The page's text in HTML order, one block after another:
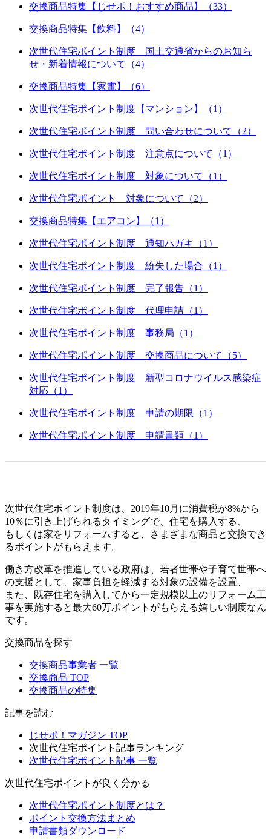
交換商品特集【じせポ！おすすめ商品】（33）
交換商品特集【飲料】（4）
次世代住宅ポイント制度 国土交通省からのお知ら
せ・新着情報について（4）
交換商品特集【家電】（6）
次世代住宅ポイント制度【マンション】（1）
次世代住宅ポイント制度 問い合わせについて（2）
次世代住宅ポイント制度 注意点について（1）
次世代住宅ポイント制度 対象について（1）
次世代住宅ポイント 対象について（2）
交換商品特集【エアコン】（1）
次世代住宅ポイント制度 通知ハガキ（1）
次世代住宅ポイント制度 紛失した場合（1）
次世代住宅ポイント制度 完了報告（1）
次世代住宅ポイント制度 代理申請（1）
次世代住宅ポイント制度 事務局（1）
次世代住宅ポイント制度 交換商品について（5）
次世代住宅ポイント制度 新型コロナウイルス感染症
対応（1）
次世代住宅ポイント制度 申請の期限（1）
次世代住宅ポイント制度 申請書類（1）
次世代住宅ポイント制度は、2019年10月に消費税が8%から
10％に引き上げられるタイミングで、住宅を購入する、
もしくは家をリフォームすると、さまざまな商品と交換でき
るポイントがもらえます。
働き方改革を推進している政府は、若者世帯や子育て世帯へ
の支援として、家事負担を軽減する対象の設備を設置、
また、既存住宅を購入してから一定規模以上のリフォーム工
事を実施すると最大60万ポイントがもらえる嬉しい制度なん
です。
交換商品を探す
交換商品事業者 一覧
交換商品 TOP
交換商品の特集
記事を読む
じせポ！マガジン TOP
次世代住宅ポイント記事ランキング
次世代住宅ポイント記事 一覧
次世代住宅ポイントが良く分かる
次世代住宅ポイント制度とは？
ポイント交換方法まとめ
申請書類ダウンロード